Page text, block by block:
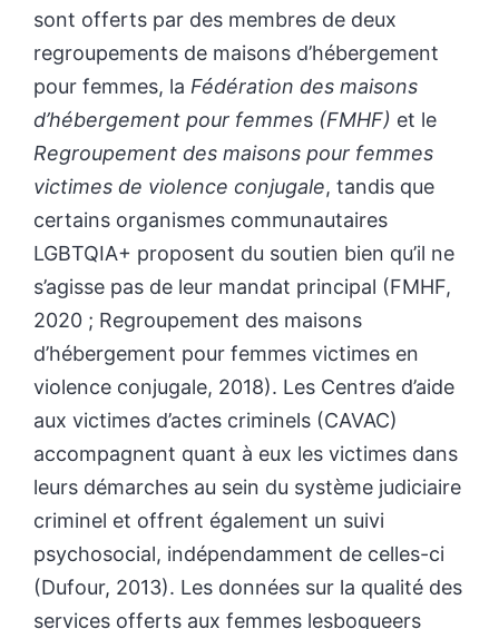
sont offerts par des membres de deux
regroupements de maisons d’hébergement
pour femmes, la Fédération des maisons
d’hébergement pour femmes (FMHF) et le
Regroupement des maisons pour femmes
victimes de violence conjugale, tandis que
certains organismes communautaires
LGBTQIA+ proposent du soutien bien qu’il ne
s’agisse pas de leur mandat principal (FMHF,
2020 ; Regroupement des maisons
d’hébergement pour femmes victimes en
violence conjugale, 2018). Les Centres d’aide
aux victimes d’actes criminels (CAVAC)
accompagnent quant à eux les victimes dans
leurs démarches au sein du système judiciaire
criminel et offrent également un suivi
psychosocial, indépendamment de celles-ci
(Dufour, 2013). Les données sur la qualité des
services offerts aux femmes lesboqueers